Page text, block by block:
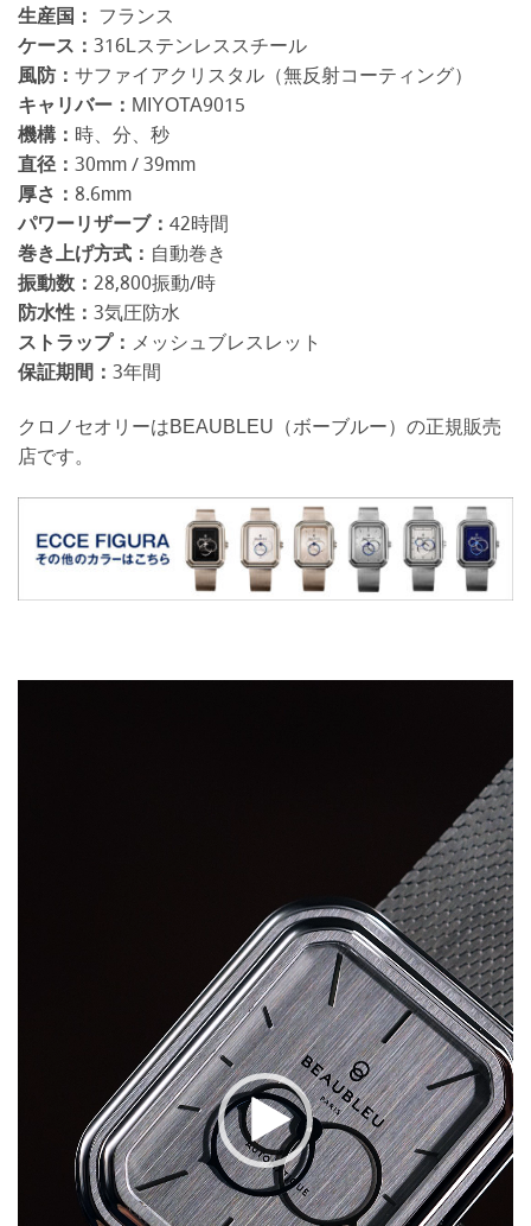
生産国： フランス
ケース： 316Lステンレススチール
風防： サファイアクリスタル（無反射コーティング）
キャリバー： MIYOTA9015
機構： 時、分、秒
直径： 30mm / 39mm
厚さ： 8.6mm
パワーリザーブ： 42時間
巻き上げ方式： 自動巻き
振動数： 28,800振動/時
防水性： 3気圧防水
ストラップ： メッシュブレスレット
保証期間： 3年間
クロノセオリーはBEAUBLEU（ボーブルー）の正規販売
店です。